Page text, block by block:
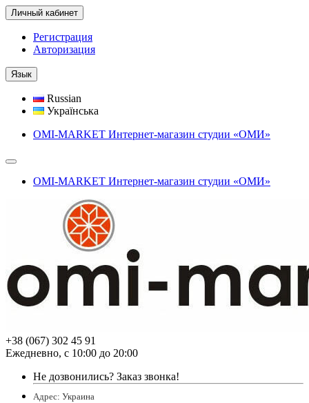
Личный кабинет
Регистрация
Авторизация
Язык
Russian
Українська
OMI-MARKET Интернет-магазин студии «ОМИ»
OMI-MARKET Интернет-магазин студии «ОМИ»
+38 (067) 302 45 91
Ежедневно, с 10:00 до 20:00
Не дозвонились? Заказ звонка!
Адрес: Украина